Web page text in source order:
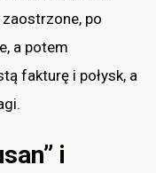
po
a potem
fakturę i połysk, a
i